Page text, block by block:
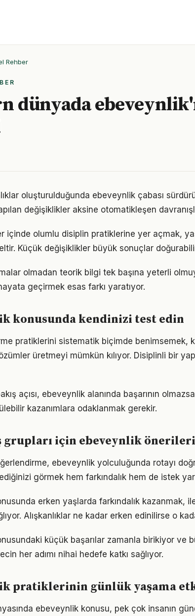
Rehber
dünyada
oluşturulduğunda ebeveynlik çabası
değişiklikler aksine otomatikleşen
içinde olumlu disiplin pratiklerine yer açmak,
Küçük değişiklikler büyük sonuçlar
olmadan teorik bilgi tek başına yeterli
geçirmek esas farkı yaratıyor.
konusunda kendinizi test edin
pratiklerini sistematik biçimde benimsemek,
üretmeyi mümkün kılıyor. Disiplinli bir
açısı, ebeveynlik alanında başarının
kazanımlara odaklanmak gerekir.
grupları için ebeveynlik önerileri
ebeveynlik yolculuğunda rotayı
görmek hem farkındalık hem de istek
erken yaşlarda farkındalık kazanmak,
Alışkanlıklar ne kadar erken edinilirse o
küçük başarılar zamanla birikiyor ve
her adımı nihai hedefe katkı sağlıyor.
pratiklerinin günlük yaşama
ebeveynlik konusu, pek çok insanın